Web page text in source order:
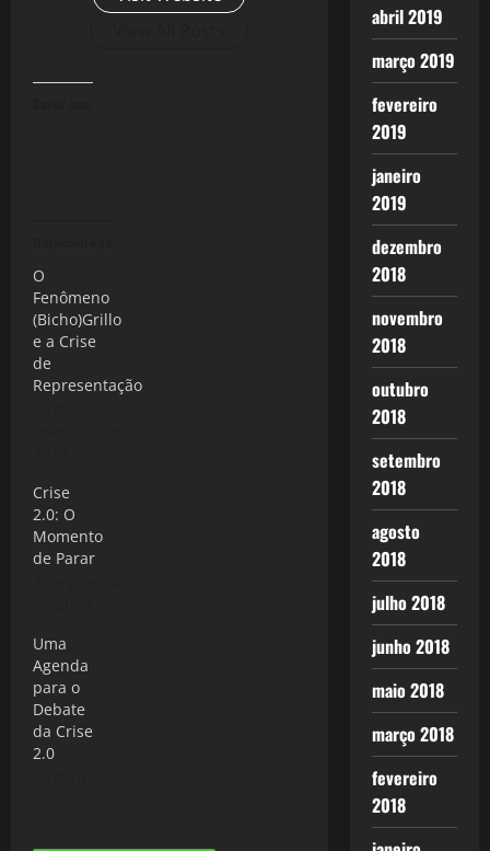
O
Fenômeno
(Bicho)Grillo
e a Crise
de
Representação
Crise
2.0: O
Momento
de Parar
Uma
Agenda
para o
Debate
da Crise
2.0
abril 2019
março 2019
fevereiro
2019
janeiro
2019
dezembro
2018
novembro
2018
outubro
2018
setembro
2018
agosto
2018
julho 2018
junho 2018
maio 2018
março 2018
fevereiro
2018